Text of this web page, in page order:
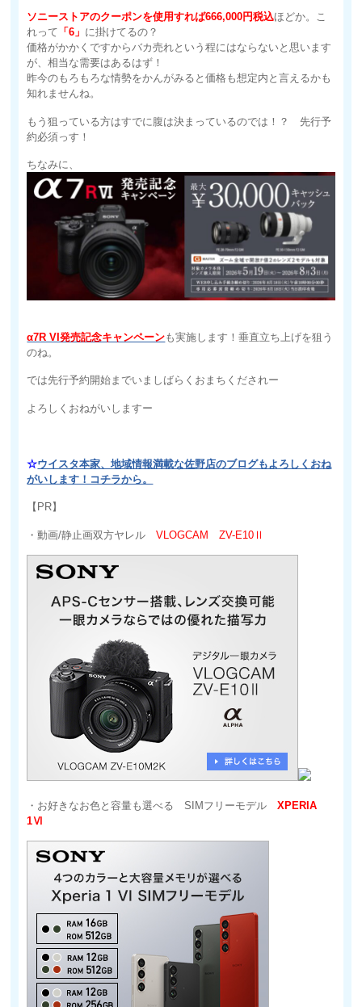
ソニーストアのクーポンを使用すれば666,000円税込ほどか。こ
れって 「6」 に掛けてるの？
価格がかかくですからバカ売れという程にはならないと思います
が、相当な需要はあるはず！
昨今のもろもろな情勢をかんがみると価格も想定内と言えるかも
知れませんね。
もう狙っている方はすでに腹は決まっているのでは！？ 先行予
約必須っす！
ちなみに、
α7R VI発売記念キャンペーンも実施します！垂直立ち上げを狙う
のね。
では先行予約開始までいましばらくおまちくだされー
よろしくおねがいしますー
☆ウイスタ本家、地域情報満載な佐野店のブログもよろしくおね
がいします！コチラから。
【PR】
・動画/静止画双方ヤレルVLOGCAM ZV-E10Ⅱ
・お好きなお色と容量も選べる SIMフリーモデルXPERIA
1Ⅵ